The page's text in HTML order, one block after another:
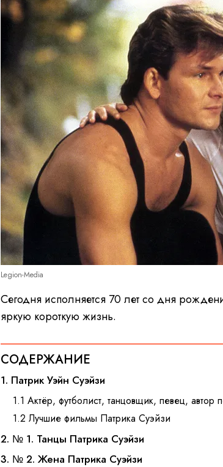
Legion-Media
Сегодня исполняется 70 лет со дня
яркую короткую жизнь.
СОДЕРЖАНИЕ
1. Патрик Уэйн Суэйзи
1.1 Актёр, футболист, танцовщик, певец, автор
1.2 Лучшие фильмы Патрика Суэйзи
2. № 1. Танцы Патрика Суэйзи
3. № 2. Жена Патрика Суэйзи